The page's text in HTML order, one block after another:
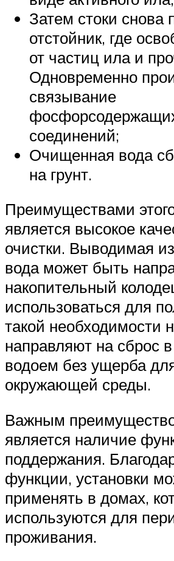
Затем стоки снова
отстойник, где
от частиц ила и
Одновременно
связывание
соединений;
Очищенная вода
на грунт.
Преимуществами
является высокое
очистки. Выводимая
вода может быть
накопительный
использоваться для
такой необходимости
направляют на сброс
водоем без ущерба
окружающей среды.
Важным
является наличие
поддержания.
функции, установки
применять в домах,
используются для
проживания.